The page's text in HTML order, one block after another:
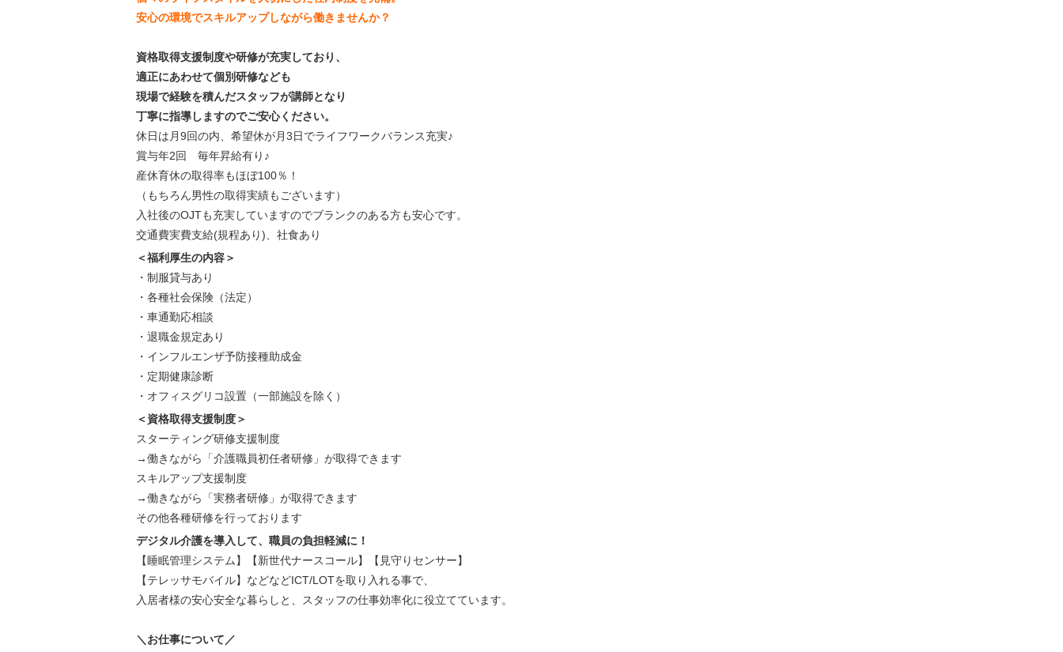
安心の環境でスキルアップしながら働きませんか？
資格取得支援制度や研修が充実しており、
適正にあわせて個別研修なども
現場で経験を積んだスタッフが講師となり
丁寧に指導しますのでご安心ください。
休日は月9回の内、希望休が月3日でライフワークバランス充実♪
賞与年2回 毎年昇給有り♪
産休育休の取得率もほぼ100％！
（もちろん男性の取得実績もございます）
入社後のOJTも充実していますのでブランクのある方も安心です。
交通費実費支給(規程あり)、社食あり
＜福利厚生の内容＞
・制服貸与あり
・各種社会保険（法定）
・車通勤応相談
・退職金規定あり
・インフルエンザ予防接種助成金
・定期健康診断
・オフィスグリコ設置（一部施設を除く）
＜資格取得支援制度＞
スターティング研修支援制度
→働きながら「介護職員初任者研修」が取得できます
スキルアップ支援制度
→働きながら「実務者研修」が取得できます
その他各種研修を行っております
デジタル介護を導入して、職員の負担軽減に！
【睡眠管理システム】【新世代ナースコール】【見守りセンサー】
【テレッサモバイル】などなどICT/LOTを取り入れる事で、
入居者様の安心安全な暮らしと、スタッフの仕事効率化に役立てています。
＼お仕事について／